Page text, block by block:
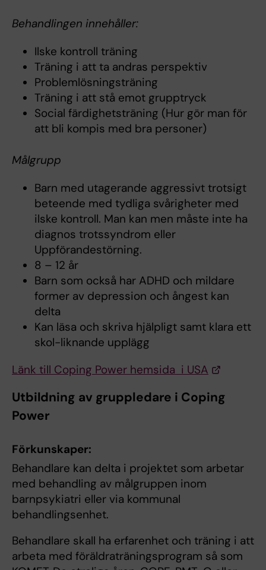
Behandlingen innehåller:
Ilske kontroll träning
Träning i att ta andras perspektiv
Problemlösningsträning
Träning i att stå emot grupptryck
Social färdighetsträning (Hur gör man för
att bli kompis med bra personer)
Målgrupp
Barn med utagerande aggressivt trotsigt
beteende med tydliga svårigheter med
ilske kontroll. Man kan men måste inte ha
diagnos trotssyndrom eller
Uppförandestörning.
8 – 12 år
Barn som också har ADHD och mildare
former av depression och ångest kan
delta
Kan läsa och skriva hjälpligt samt klara ett
skol-liknande upplägg
Länk till Coping Power hemsida i USA
Utbildning av gruppledare i Coping
Power
Förkunskaper:
Behandlare kan delta i projektet som arbetar
med behandling av målgruppen inom
barnpsykiatri eller via kommunal
behandlingsenhet.
Behandlare skall ha erfarenhet och träning i att
arbeta med föräldraträningsprogram så som